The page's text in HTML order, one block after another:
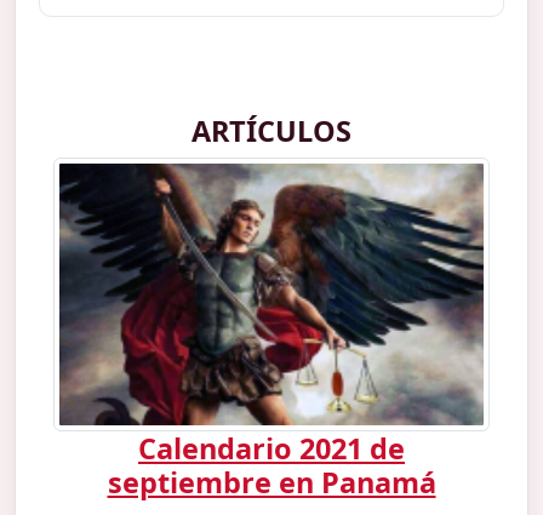
ARTÍCULOS
Calendario 2021 de
septiembre en Panamá